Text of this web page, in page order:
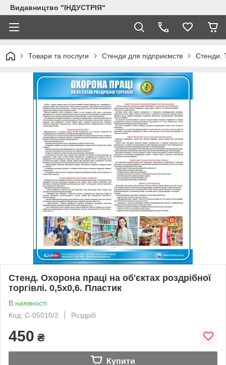
Видавництво "ІНДУСТРІЯ"
Товари та послуги Стенди для підприємств Стенди.
Стенд. Охорона праці на об'єктах роздрібної
торгівлі. 0,5х0,6. Пластик
В наявності
Код: С-05010/2
Роздріб
450 ₴
Купити